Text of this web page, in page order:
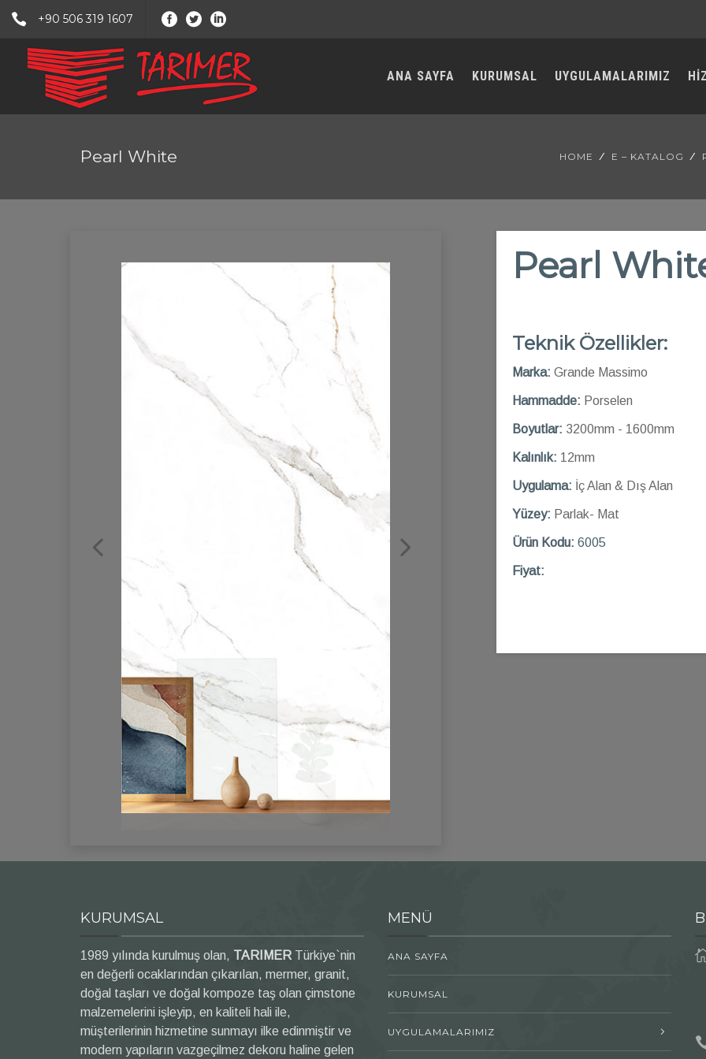
+90 506 319 1607
ANA SAYFA KURUMSAL UYGULAMALARIMIZ
Pearl White HOME E – KATALOG
Pearl
Teknik Özellikler:
Marka: Grande Massimo
Hammadde: Porselen
Boyutlar: 3200mm - 1600mm
Kalınlık: 12mm
Uygulama: İç Alan & Dış Alan
Yüzey: Parlak- Mat
Ürün Kodu: 6005
Fiyat:
KURUMSAL
1989 yılında kurulmuş olan, TARIMERTürkiye`nin
en değerli ocaklarından çıkarılan, mermer, granit,
doğal taşları ve doğal kompoze taş olan çimstone
malzemelerini işleyip, en kaliteli hali ile,
müşterilerinin hizmetine sunmayı ilke edinmiştir ve
modern yapıların vazgeçilmez dekoru haline gelen
MENÜ
ANA SAYFA
KURUMSAL
UYGULAMALARIMIZ